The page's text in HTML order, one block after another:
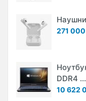
271
DDR4 ...
10 622